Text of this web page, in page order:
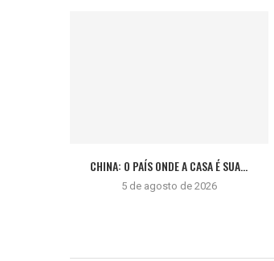
CHINA: O PAÍS ONDE A CASA É SUA...
5 de agosto de 2026